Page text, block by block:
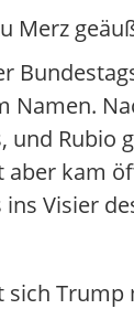
Merz
Namen.
und
aber kam
Visier